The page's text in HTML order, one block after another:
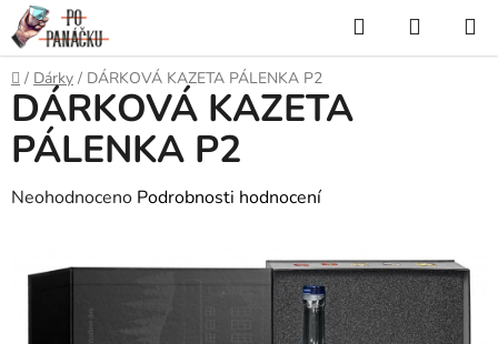
Přejít
na
obsah
Hledat
KOŠÍK
Domů
/ Dárky / DÁRKOVÁ KAZETA PÁLENKA P2
DÁRKOVÁ KAZETA
PÁLENKA P2
Průměrné
Neohodnoceno Podrobnosti hodnocení